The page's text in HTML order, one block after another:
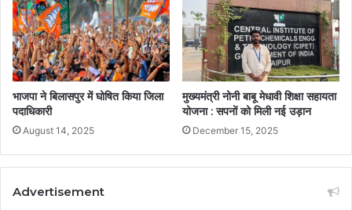
भाजपा ने बिलासपुर में घोषित किया जिला
पदाधिकारी
August 14, 2025
मुख्यमंत्री नोनी बाबू मेधावी शिक्षा सहायता
योजना : सपनों को मिली नई उड़ान
December 15, 2025
Advertisement